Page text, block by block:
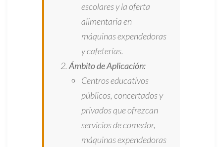
escolares y la oferta
alimentaria en
máquinas expendedoras
y cafeterías.
Ámbito de Aplicación:
Centros educativos
públicos, concertados y
privados que ofrezcan
servicios de comedor,
máquinas expendedoras